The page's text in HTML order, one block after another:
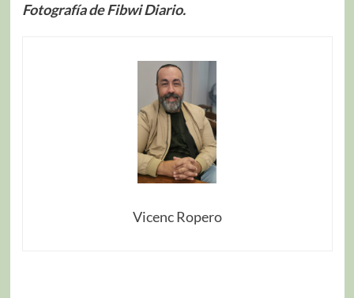
Fotografía de Fibwi Diario.
Vicenc Ropero